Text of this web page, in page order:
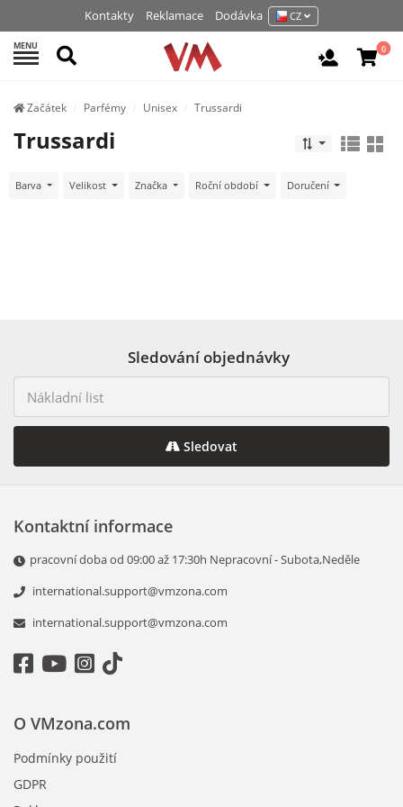
Kontakty Reklamace Dodávka CZ
MENU Hledat Vchod /
0
Začátek Parfémy Unisex Trussardi
Trussardi
Barva Velikost Značka Roční období Doručení
Sledování objednávky
Sledovat
Kontaktní informace
pracovní doba od 09:00 až 17:30h Nepracovní - Subota,Neděle
international.support@vmzona.com
international.support@vmzona.com
O VMzona.com
Podmínky použití
GDPR